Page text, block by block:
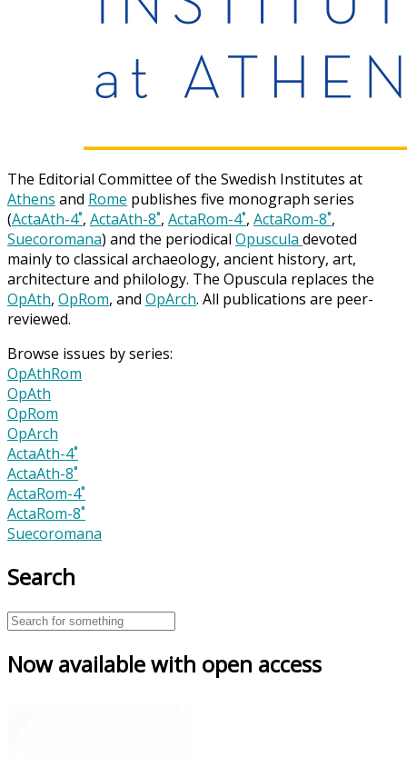
The Editorial Committee of the Swedish Institutes at
Athens and Rome publishes five monograph series
(ActaAth-4˚, ActaAth-8˚, ActaRom-4˚, ActaRom-8˚,
Suecoromana) and the periodical Opuscula devoted
mainly to classical archaeology, ancient history, art,
architecture and philology. The Opuscula replaces the
OpAth, OpRom, and OpArch. All publications are peer-
reviewed.
Browse issues by series:
OpAthRom
OpAth
OpRom
OpArch
ActaAth-4˚
ActaAth-8˚
ActaRom-4˚
ActaRom-8˚
Suecoromana
Search
Now available with open access